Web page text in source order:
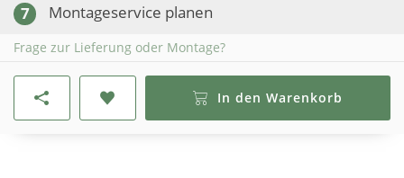
7 Montageservice planen
Frage zur Lieferung oder Montage?
In den Warenkorb